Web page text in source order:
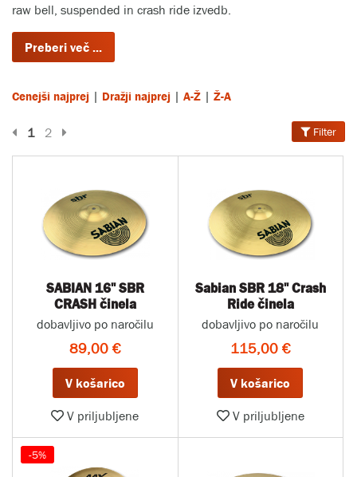
raw bell, suspended in crash ride izvedb.
Cenejši najprej | Dražji najprej | A-Ž | Ž-A
Prejšnja stran
1 2 Filter
SABIAN 16" SBR
CRASH činela
dobavljivo po naročilu
89,00 €
V košarico
V priljubljene
Sabian SBR 18" Crash
Ride činela
dobavljivo po naročilu
115,00 €
V košarico
V priljubljene
-5%